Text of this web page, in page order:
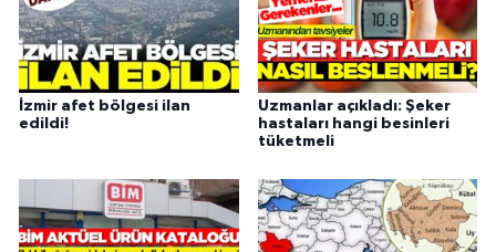
İzmir afet bölgesi ilan
edildi!
Uzmanlar açıkladı: Şeker
hastaları hangi besinleri
tüketmeli